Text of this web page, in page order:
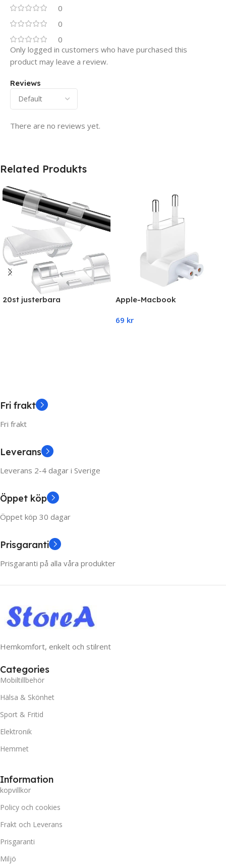
0
0
0
Reviews
There are no reviews yet.
Only logged in customers who have purchased this
product may leave a review.
Related Produkts
20st justerbara
Apple-Macbook
(EU)
69 kr
Fri frakt
Fri frakt
Leverans
Leverans 2-4 dagar i Sverige
Öppet köp
Öppet köp 30 dagar
Prisgaranti
Prisgaranti på alla våra produkter
Hemkomfort, enkelt och stilrent
Categories
Mobiltillbehör
Hälsa & Skönhet
Sport & Fritid
Elektronik
Hemmet
Information
kopvillkor
Policy och cookies
Frakt och Leverans
Prisgaranti
Miljö